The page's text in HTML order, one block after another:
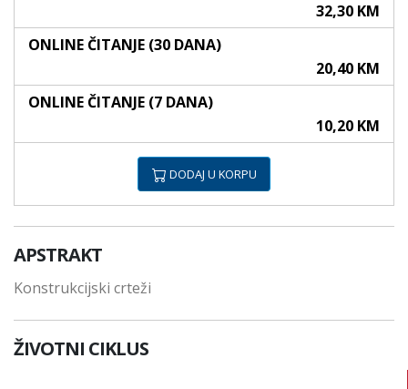
32,30 KM
ONLINE ČITANJE (30 DANA)
20,40 KM
ONLINE ČITANJE (7 DANA)
10,20 KM
DODAJ U KORPU
APSTRAKT
Konstrukcijski crteži
ŽIVOTNI CIKLUS